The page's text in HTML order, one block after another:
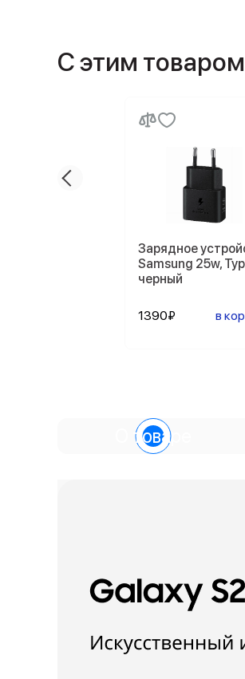
С этим
Зарядное
Samsung 25w,
черный
1390₽ в
О товаре